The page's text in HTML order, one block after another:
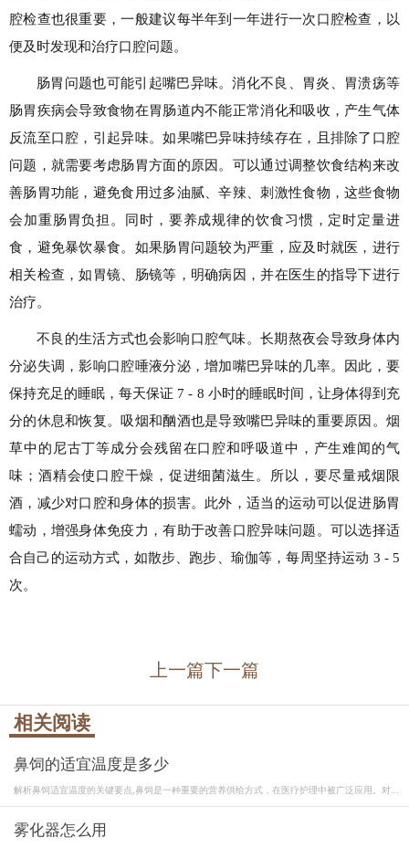
腔检查也很重要，一般建议每半年到一年进行一次口腔检查，以
便及时发现和治疗口腔问题。
肠胃问题也可能引起嘴巴异味。消化不良、胃炎、胃溃疡等
肠胃疾病会导致食物在胃肠道内不能正常消化和吸收，产生气体
反流至口腔，引起异味。如果嘴巴异味持续存在，且排除了口腔
问题，就需要考虑肠胃方面的原因。可以通过调整饮食结构来改
善肠胃功能，避免食用过多油腻、辛辣、刺激性食物，这些食物
会加重肠胃负担。同时，要养成规律的饮食习惯，定时定量进
食，避免暴饮暴食。如果肠胃问题较为严重，应及时就医，进行
相关检查，如胃镜、肠镜等，明确病因，并在医生的指导下进行
治疗。
不良的生活方式也会影响口腔气味。长期熬夜会导致身体内
分泌失调，影响口腔唾液分泌，增加嘴巴异味的几率。因此，要
保持充足的睡眠，每天保证 7 - 8 小时的睡眠时间，让身体得到充
分的休息和恢复。吸烟和酗酒也是导致嘴巴异味的重要原因。烟
草中的尼古丁等成分会残留在口腔和呼吸道中，产生难闻的气
味；酒精会使口腔干燥，促进细菌滋生。所以，要尽量戒烟限
酒，减少对口腔和身体的损害。此外，适当的运动可以促进肠胃
蠕动，增强身体免疫力，有助于改善口腔异味问题。可以选择适
合自己的运动方式，如散步、跑步、瑜伽等，每周坚持运动 3 - 5
次。
上一篇下一篇
相关阅读
鼻饲的适宜温度是多少
解析鼻饲适宜温度的关键要点,鼻饲是一种重要的营养供给方式，在医疗护理中被广泛应用。对...
雾化器怎么用